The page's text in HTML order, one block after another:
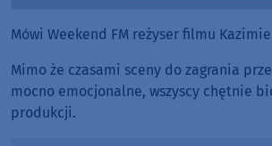
Mówi Weekend FM reżyser filmu
Mimo że czasami sceny do zagrania
mocno emocjonalne, wszyscy chętnie
produkcji.